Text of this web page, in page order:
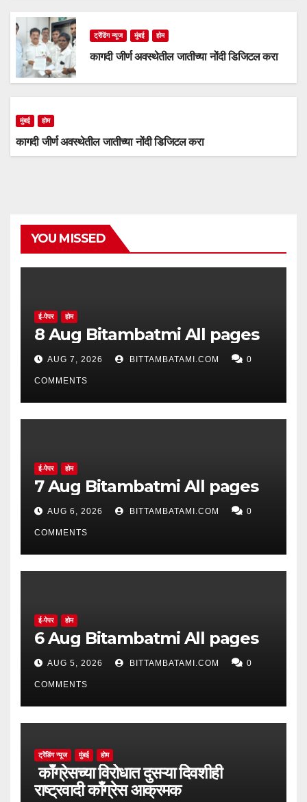
ट्रेंडिंग न्यूज मुंबई होम
कागदी जीर्ण अवस्थेतील जातीच्या नोंदी डिजिटल करा
मुंबई होम
कागदी जीर्ण अवस्थेतील जातीच्या नोंदी डिजिटल करा
YOU MISSED
ई-पेपर होम
8 Aug Bitambatmi All pages
AUG 7, 2026 BITTAMBATAMI.COM 0
COMMENTS
ई-पेपर होम
7 Aug Bitambatmi All pages
AUG 6, 2026 BITTAMBATAMI.COM 0
COMMENTS
ई-पेपर होम
6 Aug Bitambatmi All pages
AUG 5, 2026 BITTAMBATAMI.COM 0
COMMENTS
ट्रेंडिंग न्यूज मुंबई होम
काँग्रेसच्या विरोधात दुसऱ्या दिवशीही
राष्ट्रवादी काँग्रेस आक्रमक